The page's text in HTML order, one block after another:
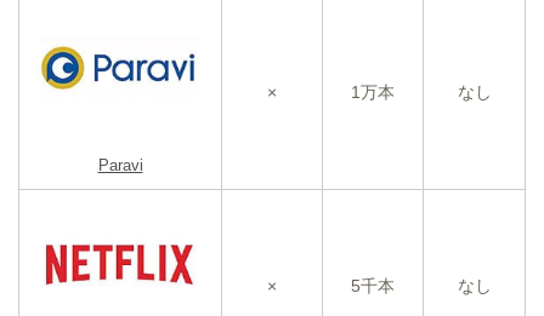
Paravi
× 1万本 なし
× 5千本 なし